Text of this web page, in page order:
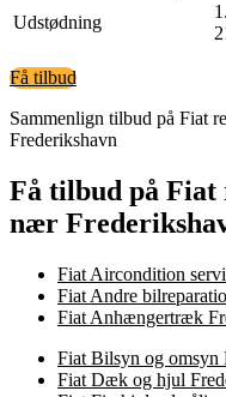
Udstødning
Få tilbud
Sammenlign tilbud på Fiat
Frederikshavn
Få tilbud på Fiat
nær
Fiat Aircondition
Fiat Andre
Fiat Anhængertræk
Fiat Bilsyn og omsyn
Fiat Dæk og hjul